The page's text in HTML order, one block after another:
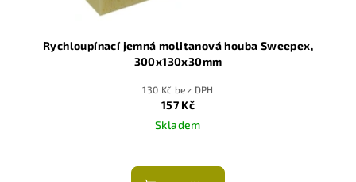
Rychloupínací jemná molitanová houba Sweepex,
300x130x30mm
130 Kč bez DPH
157 Kč
Skladem